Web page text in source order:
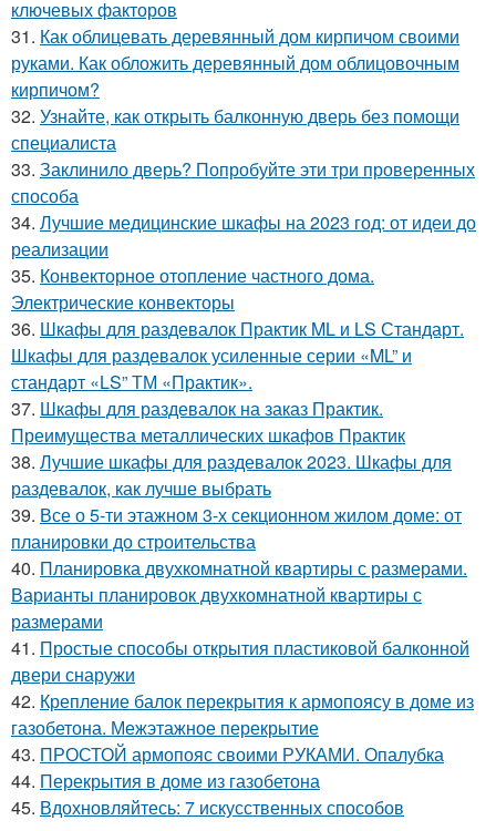
ключевых факторов
31. Как облицевать деревянный дом кирпичом своими
руками. Как обложить деревянный дом облицовочным
кирпичом?
32. Узнайте, как открыть балконную дверь без помощи
специалиста
33. Заклинило дверь? Попробуйте эти три проверенных
способа
34. Лучшие медицинские шкафы на 2023 год: от идеи до
реализации
35. Конвекторное отопление частного дома.
Электрические конвекторы
36. Шкафы для раздевалок Практик ML и LS Стандарт.
Шкафы для раздевалок усиленные серии «ML” и
стандарт «LS” ТМ «Практик».
37. Шкафы для раздевалок на заказ Практик.
Преимущества металлических шкафов Практик
38. Лучшие шкафы для раздевалок 2023. Шкафы для
раздевалок, как лучше выбрать
39. Все о 5-ти этажном 3-х секционном жилом доме: от
планировки до строительства
40. Планировка двухкомнатной квартиры с размерами.
Варианты планировок двухкомнатной квартиры с
размерами
41. Простые способы открытия пластиковой балконной
двери снаружи
42. Крепление балок перекрытия к армопоясу в доме из
газобетона. Межэтажное перекрытие
43. ПРОСТОЙ армопояс своими РУКАМИ. Опалубка
44. Перекрытия в доме из газобетона
45. Вдохновляйтесь: 7 искусственных способов